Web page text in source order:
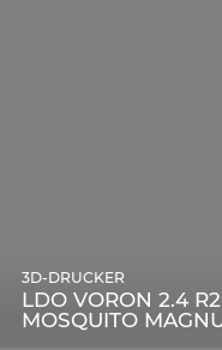
LDO VORON 2.4
MOSQUITO
3D-DRUCKER